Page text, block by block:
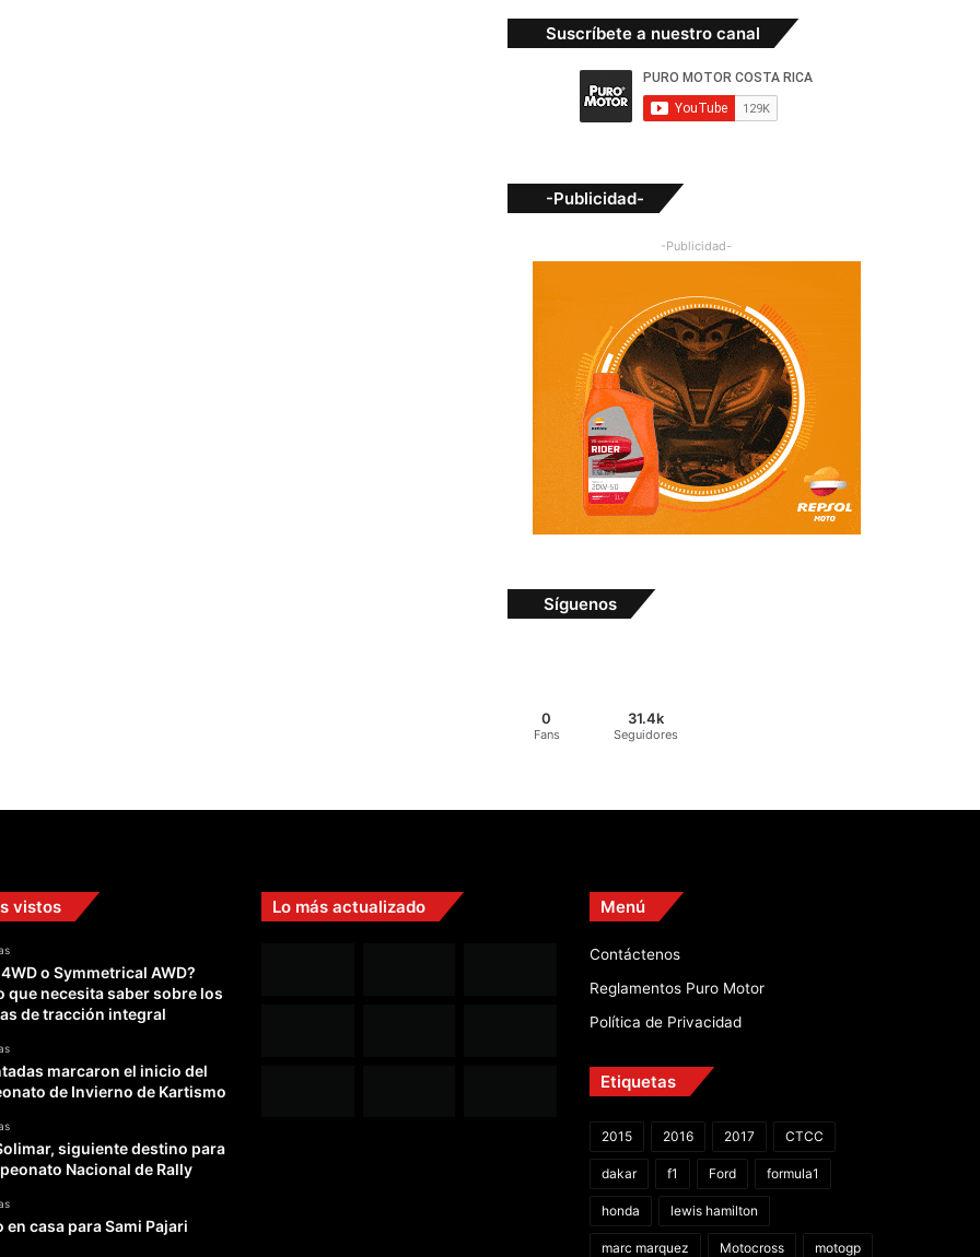
Suscríbete a nuestro canal
-Publicidad-
-Publicidad-
Síguenos
0
Fans
31.4k
Seguidores
vistos
4WD o Symmetrical AWD?
que necesita saber sobre los
de tracción integral
marcaron el inicio del
de Invierno de Kartismo
siguiente destino para
Nacional de Rally
en casa para Sami Pajari
Lo más actualizado Menú
Contáctenos
Reglamentos Puro Motor
Política de Privacidad
Etiquetas
2015 2016 2017 CTCC
dakar f1 Ford formula1
honda lewis hamilton
marc marquez Motocross motogp